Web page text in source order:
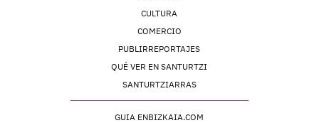
CULTURA
COMERCIO
PUBLIRREPORTAJES
QUÉ VER EN SANTURTZI
SANTURTZIARRAS
GUIA ENBIZKAIA.COM